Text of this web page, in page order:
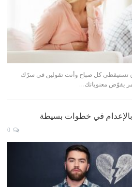
تستيقظي كل صباح وأنت تقولين في سرّك
يقوّض معنوياتك…
في خطوات بسيطة